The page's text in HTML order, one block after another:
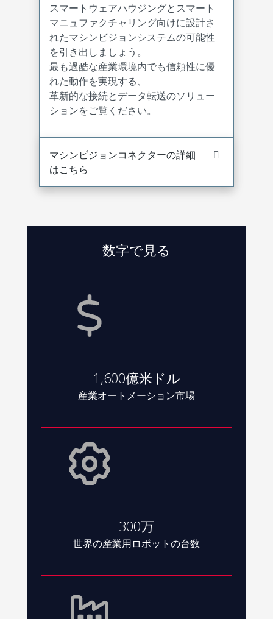
スマートウェアハウジングとスマート
マニュファクチャリング向けに設計さ
れたマシンビジョンシステムの可能性
を引き出しましょう。
最も過酷な産業環境内でも信頼性に優
れた動作を実現する、
革新的な接続とデータ転送のソリュー
ションをご覧ください。
マシンビジョンコネクターの詳細
はこちら
数字で見る
1,600億米ドル
産業オートメーション市場
300万
世界の産業用ロボットの台数